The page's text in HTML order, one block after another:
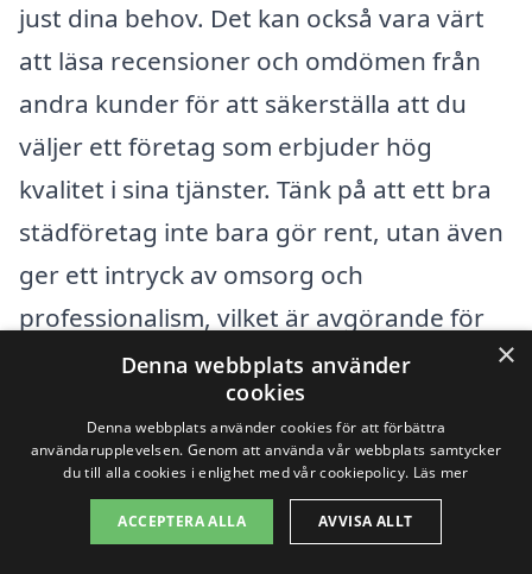
just dina behov. Det kan också vara värt
att läsa recensioner och omdömen från
andra kunder för att säkerställa att du
väljer ett företag som erbjuder hög
kvalitet i sina tjänster. Tänk på att ett bra
städföretag inte bara gör rent, utan även
ger ett intryck av omsorg och
professionalism, vilket är avgörande för
en lyckad visning av din bostad.
Få 3 erbjudanden, gratis och utan
förpliktelser
×
Denna webbplats använder
cookies
Denna webbplats använder cookies för att förbättra
användarupplevelsen. Genom att använda vår webbplats samtycker
du till alla cookies i enlighet med vår cookiepolicy. Läs mer
ACCEPTERA ALLA AVVISA ALLT